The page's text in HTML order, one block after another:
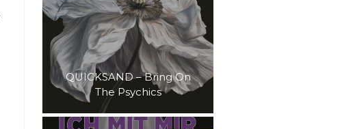
QUICKSAND – Bring On
The Psychics